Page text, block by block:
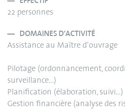
22 personnes
DOMAINES D'ACTIVITÉ
Assistance au Maître d’ouvrage
Pilotage (ordonnancement,
surveillance…)
Planification (élaboration, suivi…)
Gestion financière (analyse des